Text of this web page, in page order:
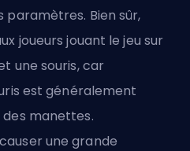
Bien sûr,
joueurs jouant le jeu sur
une souris, car
est généralement
manettes.
une grande